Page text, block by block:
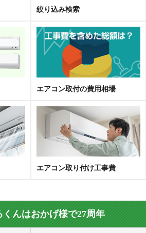
絞り込み検索
エアコン取付の費用相場
エアコン取り付け工事費
くんはおかげ様で27周年